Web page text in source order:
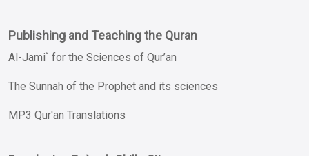
Publishing and Teaching the Quran
Al-Jami` for the Sciences of Qur’an
The Sunnah of the Prophet and its sciences
MP3 Qur'an Translations